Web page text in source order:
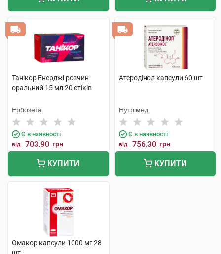
Танікор Енерджі розчин
оральний 15 мл 20 стіків
Ербозета
Є в наявності
від 703.90 грн
КУПИТИ
Атеродінол капсули 60 шт
Нутрімед
Є в наявності
від 756.30 грн
КУПИТИ
Омакор капсули 1000 мг 28